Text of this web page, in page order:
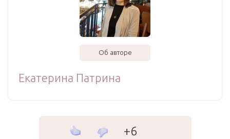
Об авторе
Екатерина Патрина
+6